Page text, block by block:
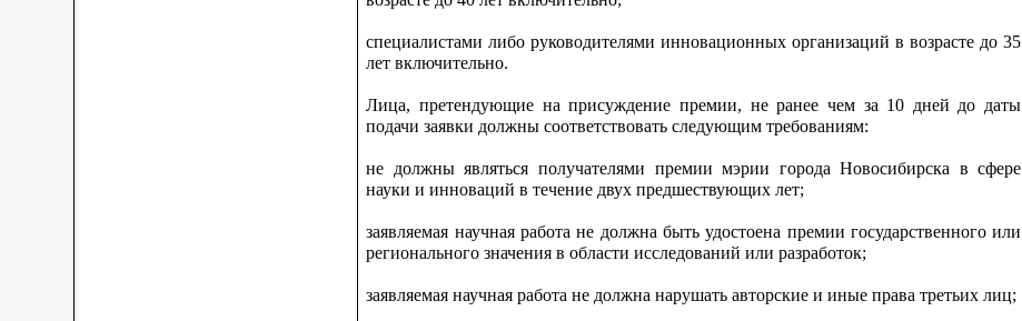
специалистами либо руководителями инновационных организаций в возрасте до 35
лет включительно.
Лица, претендующие на присуждение премии, не ранее чем за 10 дней до даты
подачи заявки должны соответствовать следующим требованиям:
не должны являться получателями премии мэрии города Новосибирска в сфере
науки и инноваций в течение двух предшествующих лет;
заявляемая научная работа не должна быть удостоена премии государственного или
регионального значения в области исследований или разработок;
заявляемая научная работа не должна нарушать авторские и иные права третьих лиц;